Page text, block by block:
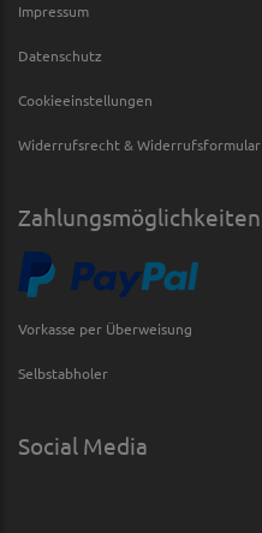
Impressum
Datenschutz
Cookieeinstellungen
Widerrufsrecht & Widerrufsformular
Zahlungsmöglichkeiten
Vorkasse per Überweisung
Selbstabholer
Social Media